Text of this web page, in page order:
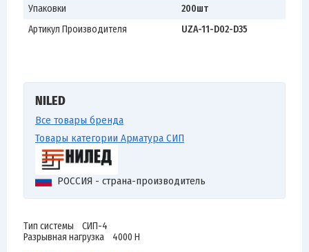
Упаковки
200шт
Артикул Производителя
UZA-11-D02-D35
NILED
Все товары бренда
Товары категории Арматура СИП
РОССИЯ - страна-производитель
Тип системы СИП-4
Разрывная нагрузка 4000 Н